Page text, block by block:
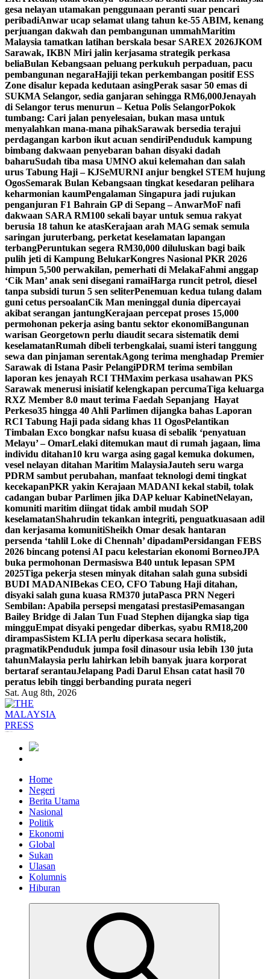
gesa nelayan utamakan penggunaan peranti suar pencari
peribadiAnwar ucap selamat ulang tahun ke-55 ABIM, kenang
perjuangan dakwah dan pembangunan ummahMaritim
Malaysia tamatkan latihan berskala besar SAREX 2026JKOM
Sarawak, IKBN Miri jalin kerjasama strategik perkasa
beliaBulan Kebangsaan peluang perkukuh perpaduan, pacu
pembangunan negaraHajiji tekan perkembangan positif ESS
Zone disalur kepada kedutaan asingPerak sasar 50 emas di
SUKMA Selangor, sedia ganjaran sehingga RM6,000Jenayah
di Selangor terus menurun – Ketua Polis SelangorPokok
tumbang: Cari jalan penyelesaian, bukan masa untuk
menyalahkan mana-mana pihakSarawak bersedia terajui
perdagangan karbon ikut acuan sendiriPenduduk kampung
bimbang dakwaan penyebaran bahan disyaki dadah
baharuSudah tiba masa UMNO akui kelemahan dan salah
urus Tabung Haji – KJSeMURNI anjur bengkel STEM hujung
OgosSemarak Bulan Kebangsaan tingkat kesedaran pelihara
keharmonian kaumPengalaman Singapura jadi rujukan
penganjuran F1 Bahrain GP di Sepang – AnwarMoF nafi
dakwaan SARA RM100 sekali bayar untuk semua rakyat
berusia 18 tahun ke atasKerajaan arah MAG semak semula
saringan juruterbang, perketat keselamatan lapangan
terbangPeruntukan segera RM30,000 diluluskan bagi baik
pulih jeti di Kampung BelukarKongres Nasional PKR 2026
himpun 5,500 perwakilan, pemerhati di MelakaFahmi anggap
‘Cik Man’ anak seni disegani ramaiHarga runcit petrol, diesel
tanpa subsidi turun 5 sen seliterPenemuan kedua tulang dalam
guni cetus persoalanCik Man meninggal dunia dipercayai
akibat serangan jantungKerajaan percepat proses 15,000
permohonan pekerja asing bantu sektor ekonomiBangunan
warisan Georgetown perlu diaudit secara sistematik demi
keselamatanRumah dibeli terbengkalai, suami isteri tanggung
sewa dan pinjaman serentakAgong terima menghadap Premier
Sarawak di Istana Pasir PelangiPDRM terima sembilan
laporan kes jenayah RCI THMaxim perkasa usahawan PKS
Sarawak menerusi inisiatif kelengkapan percumaTiga keluarga
RXZ Member 8.0 maut terima Faedah Sepanjang Hayat
Perkeso35 hingga 40 Ahli Parlimen dijangka bahas Laporan
RCI Tabung Haji pada sidang khas 11 OgosPelantikan
Timbalan Exco bongkar nafsu kuasa di sebalik ‘penyatuan
Melayu’ – OmarLelaki ditemukan maut di rumah jagaan, lima
individu ditahan10 kru warga asing gagal kemuka dokumen,
vesel nelayan ditahan Maritim MalaysiaJauteh seru warga
PDRM sambut perubahan, manfaat teknologi demi tingkat
kecekapanPKR yakin Kerajaan MADANI kekal stabil, tolak
cadangan bubar Parlimen jika DAP keluar KabinetNelayan,
komuniti maritim diingat tidak ambil mudah SOP
keselamatanShahrudin tekankan integriti, penguatkuasaan adil
dan kerjasama komunitiSheikh Omar desak hantaran
persenda ‘tahlil Loke di Chennah’ dipadamPersidangan FEBS
2026 bincang potensi AI pacu kelestarian ekonomi BorneoJPA
buka permohonan Dermasiswa B40 untuk lepasan SPM
2025Tiga pekerja stesen minyak ditahan salah guna subsidi
BUDI MADANIBekas CEO, CFO Tabung Haji ditahan,
disyaki salah guna kuasa RM370 jutaPasca PRN Negeri
Sembilan: Apabila persepsi mengatasi prestasiPemasangan
Bailey Bridge di Jalan Tun Fuad Stephen dijangka siap tiga
mingguEmpat disyaki pengedar diberkas, syabu RM18,200
dirampasSistem KLIA perlu diperkasa secara holistik,
pragmatikPenduduk jumpa fosil dinasour usia lebih 130 juta
tahunMalaysia perlu lahirkan lebih banyak juara korporat
bertaraf serantauJelapang Padi Darul Ehsan catat hasil 70
peratus lebih tinggi berbanding purata negeri
Sat. Aug 8th, 2026
Home
Negeri
Berita Utama
Nasional
Politik
Ekonomi
Global
Sukan
Ulasan
Kolumnis
Hiburan